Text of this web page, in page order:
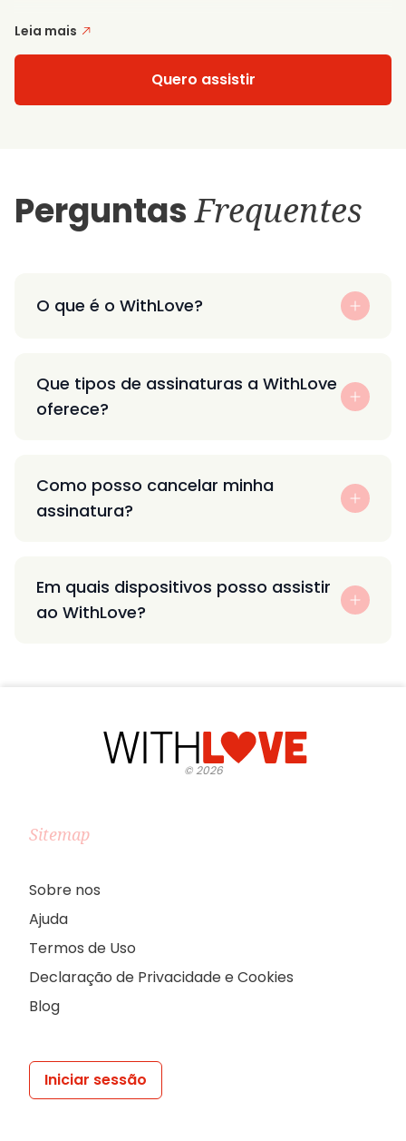
Leia mais
Quero assistir
PerguntasFrequentes
O que é o WithLove?
Que tipos de assinaturas a WithLove
oferece?
Como posso cancelar minha
assinatura?
Em quais dispositivos posso assistir
ao WithLove?
©2026
Sitemap
Sobre nos
Ajuda
Termos de Uso
Declaração de Privacidade e Cookies
Blog
Iniciar sessão